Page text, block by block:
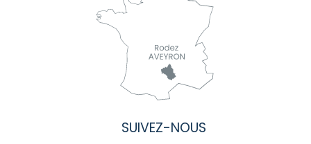
SUIVEZ-NOUS